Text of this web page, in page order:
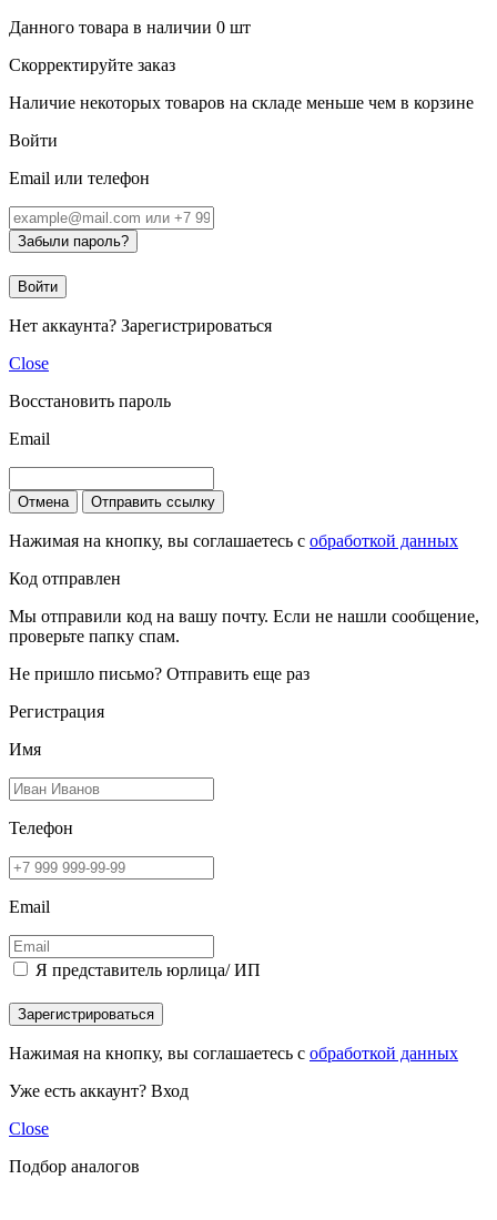
Данного товара в наличии 0 шт
Скорректируйте заказ
Наличие некоторых товаров на складе меньше чем в корзине
Войти
Email или телефон
Забыли пароль?
Войти
Нет аккаунта? Зарегистрироваться
Close
Восстановить пароль
Email
Отмена Отправить ссылку
Нажимая на кнопку, вы соглашаетесь с обработкой данных
Код отправлен
Мы отправили код на вашу почту. Если не нашли сообщение,
проверьте папку спам.
Не пришло письмо? Отправить еще раз
Регистрация
Имя
Телефон
Email
Я представитель юрлица/ ИП
Зарегистрироваться
Нажимая на кнопку, вы соглашаетесь с обработкой данных
Уже есть аккаунт? Вход
Close
Подбор аналогов